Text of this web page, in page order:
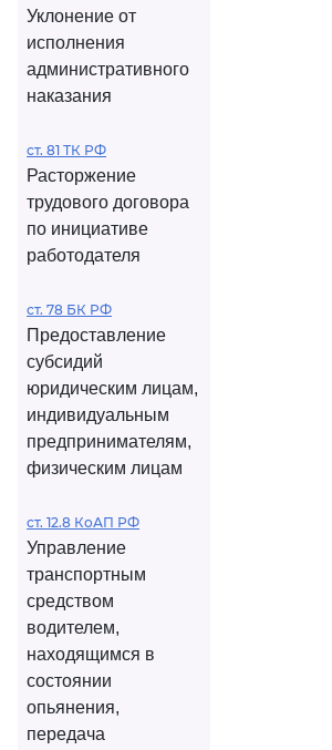
Уклонение от
исполнения
административного
наказания
ст. 81 ТК РФ
Расторжение
трудового договора
по инициативе
работодателя
ст. 78 БК РФ
Предоставление
субсидий
юридическим лицам,
индивидуальным
предпринимателям,
физическим лицам
ст. 12.8 КоАП РФ
Управление
транспортным
средством
водителем,
находящимся в
состоянии
опьянения,
передача